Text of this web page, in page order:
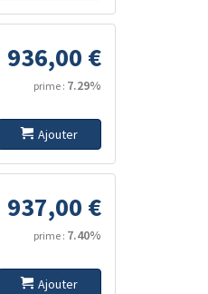
936,00 €
prime : 7.29%
Ajouter
937,00 €
prime : 7.40%
Ajouter